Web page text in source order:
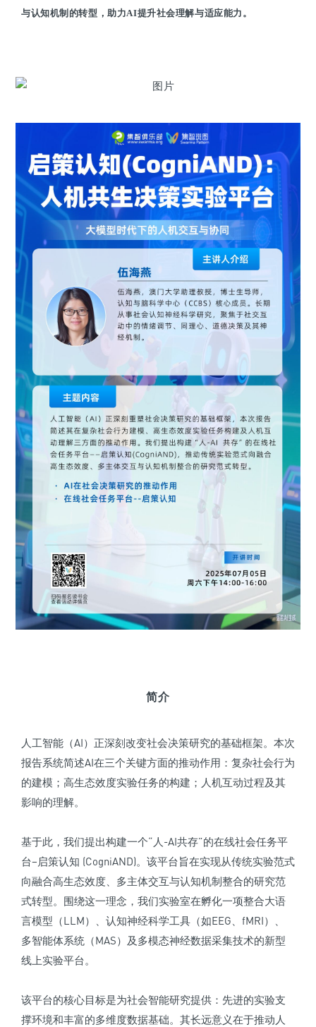
与认知机制的转型，助力AI提升社会理解与适应能力。
简介
人工智能（AI）正深刻改变社会决策研究的基础框架。本次
报告系统简述AI在三个关键方面的推动作用：复杂社会行为
的建模；高生态效度实验任务的构建；人机互动过程及其
影响的理解。
基于此，我们提出构建一个“人-AI共存”的在线社会任务平
台–启策认知 (CogniAND)。该平台旨在实现从传统实验范式
向融合高生态效度、多主体交互与认知机制整合的研究范
式转型。围绕这一理念，我们实验室在孵化一项整合大语
言模型（LLM）、认知神经科学工具（如EEG、fMRI）、
多智能体系统（MAS）及多模态神经数据采集技术的新型
线上实验平台。
该平台的核心目标是为社会智能研究提供：先进的实验支
撑环境和丰富的多维度数据基础。其长远意义在于推动人